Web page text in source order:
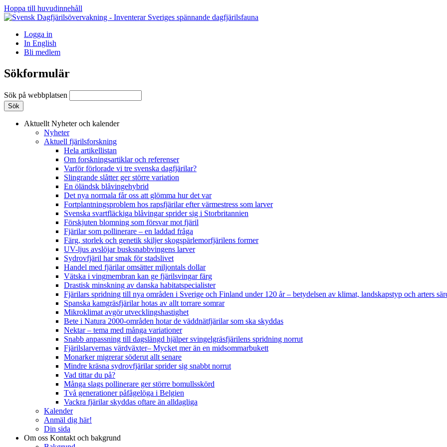
Hoppa till huvudinnehåll
Logga in
In English
Bli medlem
Sökformulär
Sök på webbplatsen
Aktuellt Nyheter och kalender
Nyheter
Aktuell fjärilsforskning
Hela artikellistan
Om forskningsartiklar och referenser
Varför förlorade vi tre svenska dagfjärilar?
Slingrande slåtter ger större variation
En öländsk blåvingehybrid
Det nya normala får oss att glömma hur det var
Fortplantningsproblem hos rapsfjärilar efter värmestress som larver
Svenska svartfläckiga blåvingar sprider sig i Storbritannien
Förskjuten blomning som försvar mot fjäril
Fjärilar som pollinerare – en laddad fråga
Färg, storlek och genetik skiljer skogspärlemorfjärilens former
UV-ljus avslöjar busksnabbvingens larver
Sydrovfjäril har smak för stadslivet
Handel med fjärilar omsätter miljontals dollar
Vätska i vingmembran kan ge fjärilsvingar färg
Drastisk minskning av danska habitatspecialister
Fjärilars spridning till nya områden i Sverige och Finland under 120 år– betydelsen av klimat, landskapstyp och arters
Spanska kamgräsfjärilar hotas av allt torrare somrar
Mikroklimat avgör utvecklingshastighet
Bete i Natura 2000-områden hotar de väddnätfjärilar som ska skyddas
Nektar – tema med många variationer
Snabb anpassning till dagslängd hjälper svingelgräsfjärilens spridning norrut
Fjärilslarvernas värdväxter– Mycket mer än en midsommarbukett
Monarker migrerar söderut allt senare
Mindre kräsna sydrovfjärilar sprider sig snabbt norrut
Vad tittar du på?
Många slags pollinerare ger större bomullsskörd
Två generationer påfågelöga i Belgien
Vackra fjärilar skyddas oftare än alldagliga
Kalender
Anmäl dig här!
Din sida
Om oss Kontakt och bakgrund